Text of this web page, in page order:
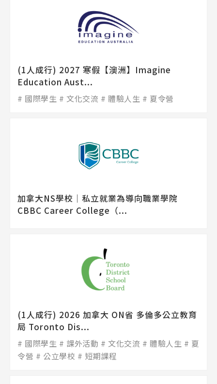
(1人成行) 2027 寒假【澳洲】Imagine
Education Aust...
國際學生 文化交流 體驗人生 夏令營
加拿大NS學校│私立就業為導向職業學院
CBBC Career College（...
(1人成行) 2026 加拿大 ON省 多倫多公立教育
局 Toronto Dis...
國際學生 課外活動 文化交流 體驗人生
夏
令營
公立學校 短期課程